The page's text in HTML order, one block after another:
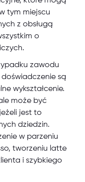
tym miejscu
z obsługą
o
zawodu
są
wykształcenie.
może być
jest to
dziedzin.
w parzeniu
tworzeniu latte
i szybkiego